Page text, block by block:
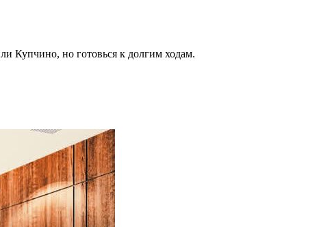
Купчино, но готовься к долгим ходам.